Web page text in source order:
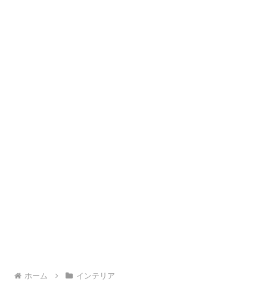
ホーム インテリア